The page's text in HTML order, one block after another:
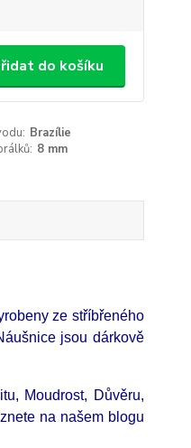
do košíku
Brazílie
8 mm
ze stříbřeného
jsou dárkově
Moudrost, Důvěru,
na našem blogu